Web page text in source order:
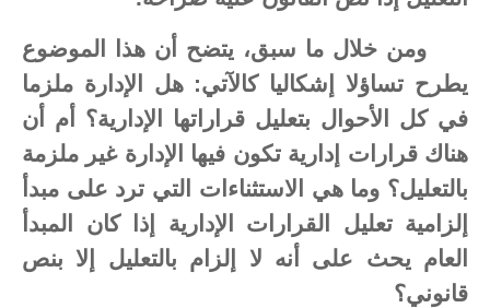
ومن خلال ما سبق، يتضح أن هذا الموضوع
يطرح تساؤلا إشكاليا كالآتي: هل الإدارة ملزما
في كل الأحوال بتعليل قراراتها الإدارية؟ أم أن
هناك قرارات إدارية تكون فيها الإدارة غير ملزمة
بالتعليل؟ وما هي الاستثناءات التي ترد على مبدأ
إلزامية تعليل القرارات الإدارية إذا كان المبدأ
العام يحث على أنه لا إلزام بالتعليل إلا بنص
قانوني؟